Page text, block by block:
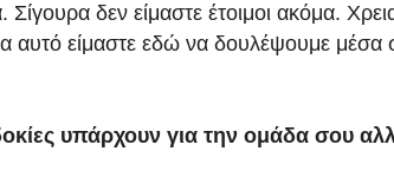
Σίγουρα δεν είμαστε έτοιμοι ακόμα.
αυτό είμαστε εδώ να δουλέψουμε
υπάρχουν για την ομάδα σου